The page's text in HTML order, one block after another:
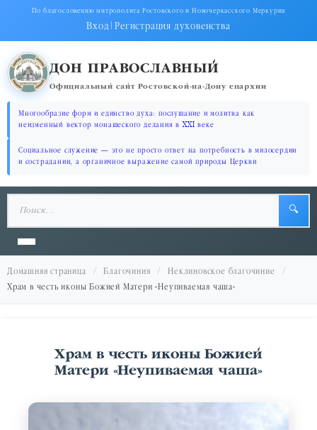
По благословению митрополита Ростовского и Новочеркасского Меркурия
Вход|Регистрация духовенства
ДОН ПРАВОСЛАВНЫЙ
Официальный сайт Ростовской-на-Дону епархии
Многообразие форм и единство духа: послушание и молитва как
неизменный вектор монашеского делания в XXI веке
Социальное служение — это не просто ответ на потребность в милосердии
и сострадании, а органичное выражение самой природы Церкви
🔍
Домашняя страница Благочиния
Неклиновское благочиние
Храм в честь иконы Божией Матери «Неупиваемая чаша»
Храм в честь иконы Божией
Матери «Неупиваемая чаша»